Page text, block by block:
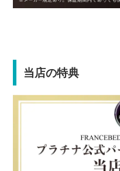
当店の特典